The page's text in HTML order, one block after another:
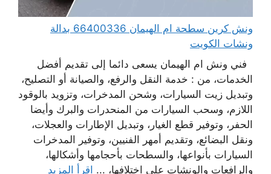
ونش كرين سطحة ام الهيمان 66400336 بدالة
ونشات الكويت
فني ونش ام الهيمان يسعى دائما إلى تقديم أفضل
الخدمات، من : خدمة النقل والرفع، والصيانة أو التصليح،
وتبديل زيت السيارات، وشحن المدخرات، وتزويد بالوقود
اللازم، وسحب السيارات من المنحدرات والبرك وأيضا
الحفر، وتوفير قطع الغيار، وتبديل الإطارات والعجلات،
ونقل البضائع، وتقديم أمهر الفنيين، وتوفير المدخرات
السيارات بأنواعها، والسطحات بأحجامها وأشكالها،
والرافعات والونشات على اختلافها، ... اقرأ المزيد